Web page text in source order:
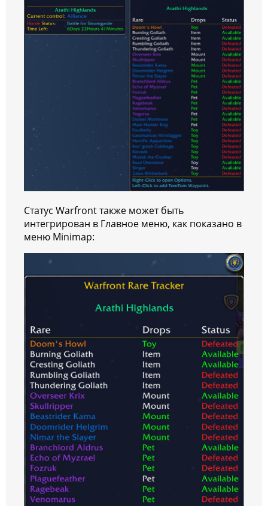
Статус Warfront также может быть
интегрирован в Главное меню, как показано в
меню Minimap: